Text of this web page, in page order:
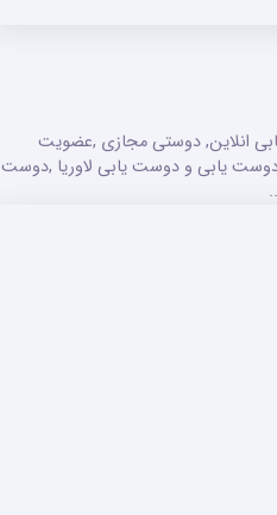
انلاین, دوستی مجازی ,عضویت
یابی و دوست یابی لاوریا ,دوست